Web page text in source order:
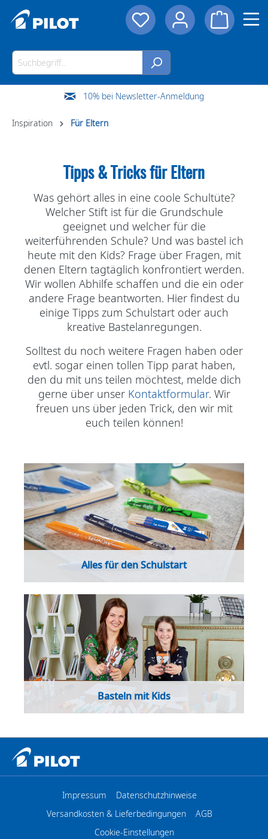
10% bei Newsletter-Anmeldung
Inspiration Für Eltern
Tipps & Tricks für Eltern
Was gehört alles in eine coole Schultüte?
Welcher Stift ist für die Grundschule
geeignet und welcher für die
weiterführenden Schule? Und was bastel ich
heute mit den Kids? Frage über Fragen, mit
denen Eltern tagtäglich konfrontiert werden.
Wir wollen Abhilfe schaffen und die ein oder
andere Frage beantworten. Hier findest du
einige Tipps zum Schulstart oder auch
kreative Bastelanregungen.
Solltest du noch weitere Fragen haben oder
evtl. sogar einen tollen Tipp parat haben,
den du mit uns teilen möchtest, melde dich
gerne über unser Kontaktformular. Wir
freuen uns über jeden Trick, den wir mit
euch teilen können!
Alles für den Schulstart
einiges organisiert werden. Mit unseren Tipps behältst du
weiterhin den Überblick!
ALLES ANSEHEN
Basteln mit Kids
Impressum
Datenschutzhinweise
Versandkosten & Lieferbedingungen
AGB
Cookie-Einstellungen